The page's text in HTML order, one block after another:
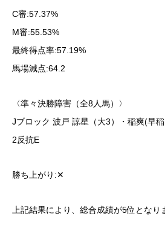
C審:57.37%
M審:55.53%
最終得点率:57.19%
馬場減点:64.2
〈準々決勝障害（全8人馬）〉
Jブロック 波戸 諒星（大3）・稲爽(早
2反抗E
勝ち上がり:‪✕‬
上記結果により、総合成績が5位となり